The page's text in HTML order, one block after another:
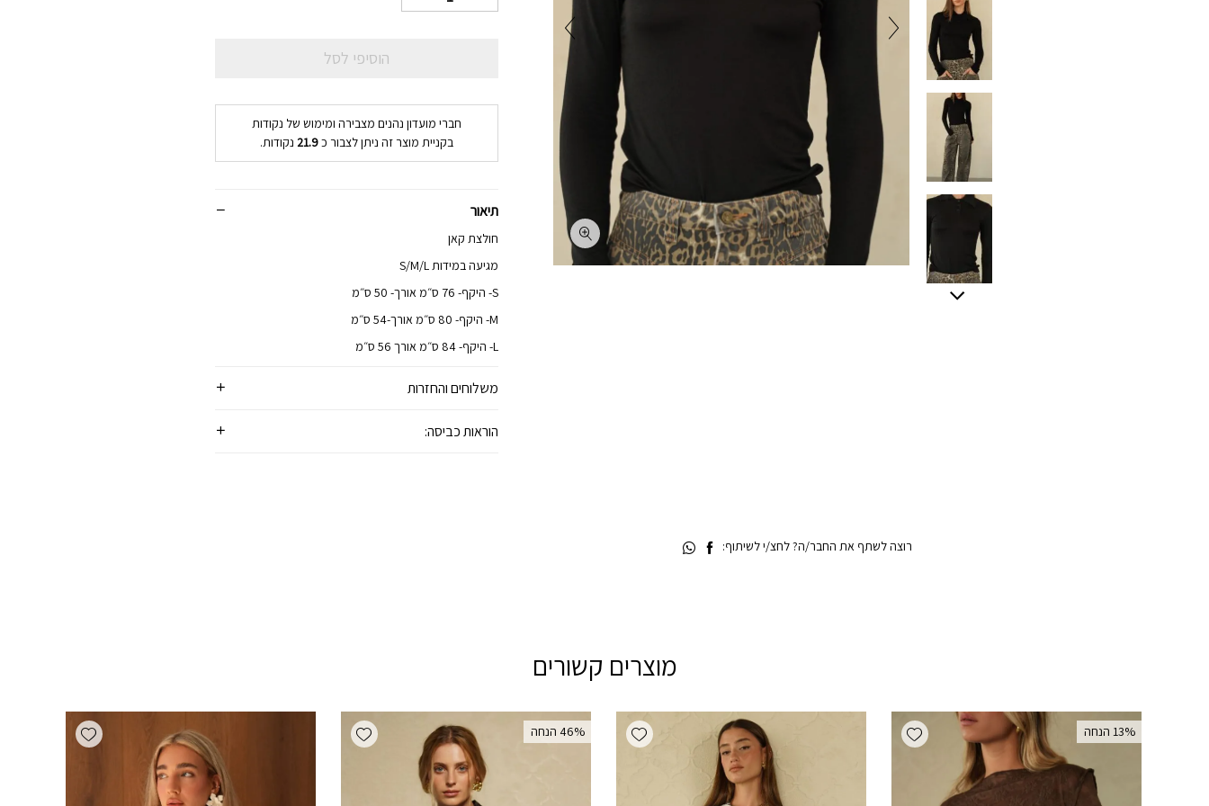
הוסיפי לסל
חברי מועדון נהנים מצבירה ומימוש של נקודות
בקניית מוצר זה ניתן לצבור כ21.9 נקודות.
תיאור
חולצת קאן
מגיעה במידות S/M/L
S- היקף- 76 ס״מ אורך- 50 ס״מ
M- היקף- 80 ס״מ אורך-54 ס״מ
L- היקף- 84 ס״מ אורך 56 ס״מ
משלוחים והחזרות
הוראות כביסה:
רוצה לשתף את החבר/ה? לחצ/י לשיתוף:
מוצרים קשורים
Add wishlist ‫13% הנחה Add wishlist
Add wishlist ‫46% הנחה Add wishlist